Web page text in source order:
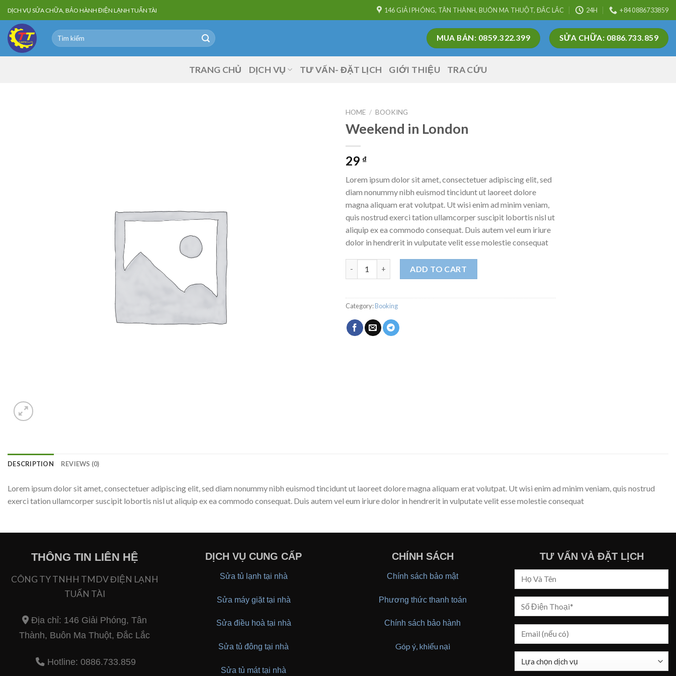
Skip
to
content
DỊCH VỤ SỬA CHỮA, BẢO HÀNH ĐIỆN LẠNH TUẤN TÀI 146 GIẢI PHÓNG, TÂN THÀNH, BUÔN MA THUỘT, ĐẮC LẮC 24H +84 0886733859
Search
for:
MUA BÁN: 0859.322.399 SỬA CHỮA: 0886.733.859
TRANG CHỦ DỊCH VỤ TƯ VẤN- ĐẶT LỊCH GIỚI THIỆU TRA CỨU
HOME / BOOKING
Weekend in London
29 ₫
Lorem ipsum dolor sit amet, consectetuer adipiscing elit, sed
diam nonummy nibh euismod tincidunt ut laoreet dolore
magna aliquam erat volutpat. Ut wisi enim ad minim veniam,
quis nostrud exerci tation ullamcorper suscipit lobortis nisl ut
aliquip ex ea commodo consequat. Duis autem vel eum iriure
dolor in hendrerit in vulputate velit esse molestie consequat
ADD TO CART
Category:Booking
DESCRIPTION REVIEWS (0)
Lorem ipsum dolor sit amet, consectetuer adipiscing elit, sed diam nonummy nibh euismod tincidunt ut laoreet dolore magna aliquam erat volutpat. Ut wisi enim ad minim veniam, quis nostrud
exerci tation ullamcorper suscipit lobortis nisl ut aliquip ex ea commodo consequat. Duis autem vel eum iriure dolor in hendrerit in vulputate velit esse molestie consequat
THÔNG TIN LIÊN HỆ
CÔNG TY TNHH TMDV ĐIỆN LẠNH
TUẤN TÀI
Địa chỉ: 146 Giải Phóng, Tân
Thành, Buôn Ma Thuột, Đắc Lắc
Hotline: 0886.733.859
DỊCH VỤ CUNG CẤP
Sửa tủ lạnh tại nhà
Sửa máy giặt tại nhà
Sửa điều hoà tại nhà
Sửa tủ đông tại nhà
Sửa tủ mát tại nhà
CHÍNH SÁCH
Chính sách bảo mật
Phương thức thanh toán
Chính sách bảo hành
Góp ý, khiếu nại
TƯ VẤN VÀ ĐẶT LỊCH